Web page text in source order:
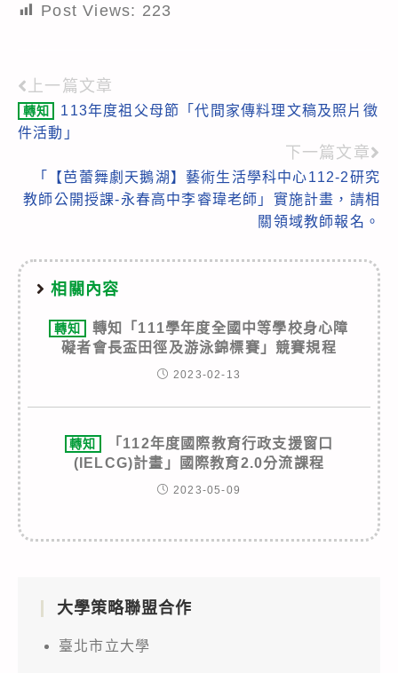
Post Views: 223
Read
more
上一篇文章
轉知
113年度祖父母節「代間家傳料理文稿及照片徵
件活動」
下一篇文章
「【芭蕾舞劇天鵝湖】藝術生活學科中心112-2研究
教師公開授課-永春高中李睿瑋老師」實施計畫，請相
關領域教師報名。
相關內容
轉知
轉知「111學年度全國中等學校身心障
礙者會長盃田徑及游泳錦標賽」競賽規程
2023-02-13
轉知
「112年度國際教育行政支援窗口
(IELCG)計畫」國際教育2.0分流課程
2023-05-09
大學策略聯盟合作
臺北市立大學